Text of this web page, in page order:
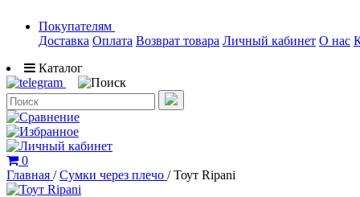
Покупателям
Доставка Оплата Возврат товара Личный кабинет О нас
Каталог
0
Главная / Сумки через плечо / Тоут Ripani